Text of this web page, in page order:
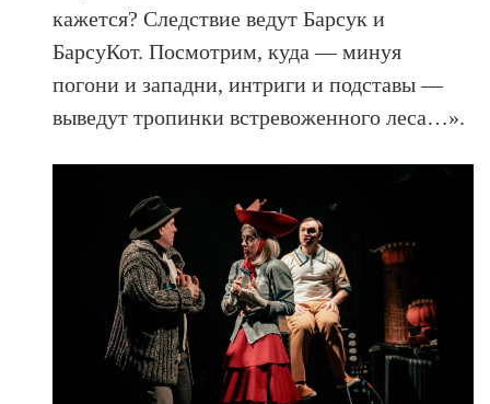
кажется? Следствие ведут Барсук и
БарсуКот. Посмотрим, куда — минуя
погони и западни, интриги и подставы —
выведут тропинки встревоженного леса…».